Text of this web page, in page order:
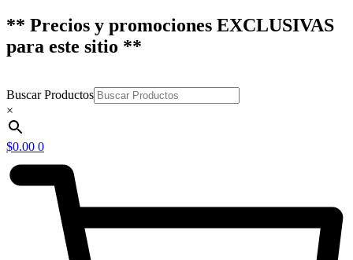
** Precios y promociones EXCLUSIVAS
para este sitio **
Buscar Productos
×
$0.00 0